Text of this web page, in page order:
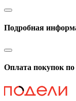
Подробная
Оплата покупок